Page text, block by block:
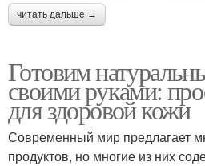
читать дальше →
Готовим
своими руками:
для здоровой кожи
Современный мир предлагает
продуктов, но многие из них